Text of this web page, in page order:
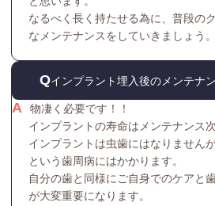
なるべく長く持たせる為に、普段の
なメンテナンスをしていきましょう。
インプラント埋入後のメンテナ
物凄く必要です！！
インプラントの寿命はメンテナンス
インプラントは虫歯にはなりません
という歯周病にはかかります。
自分の歯と同様にご自身でのケアと
が大変重要になります。